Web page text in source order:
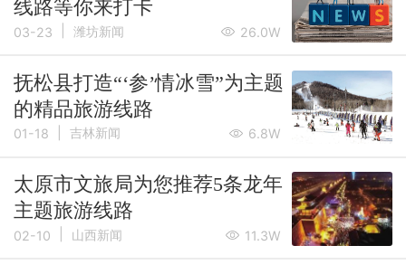
线路等你来打卡
03-23 潍坊新闻 26.0W
抚松县打造“‘参’情冰雪”为主题
的精品旅游线路
01-18 吉林新闻 6.8W
太原市文旅局为您推荐5条龙年
主题旅游线路
02-10 山西新闻 11.3W